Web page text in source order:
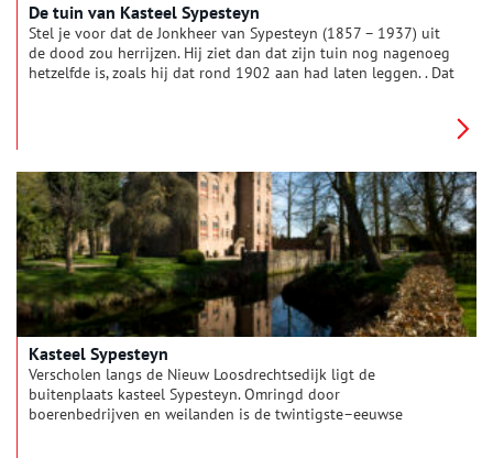
De tuin van Kasteel Sypesteyn
Stel je voor dat de Jonkheer van Sypesteyn (1857 – 1937) uit
de dood zou herrijzen. Hij ziet dan dat zijn tuin nog nagenoeg
hetzelfde is, zoals hij dat rond 1902 aan had laten leggen. . Dat
Kasteel Sypesteyn
Verscholen langs de Nieuw Loosdrechtsedijk ligt de
buitenplaats kasteel Sypesteyn. Omringd door
boerenbedrijven en weilanden is de twintigste–eeuwse